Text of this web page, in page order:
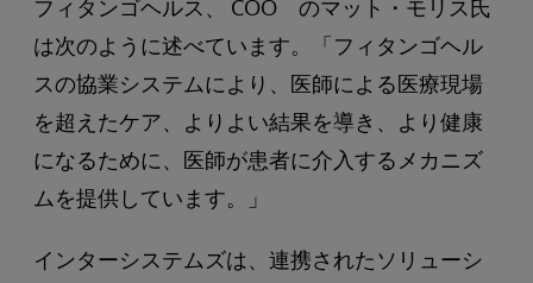
フィタンゴヘルス、 COO のマット・モリス氏
は次のように述べています。「フィタンゴヘル
スの協業システムにより、医師による医療現場
を超えたケア、よりよい結果を導き、より健康
になるために、医師が患者に介入するメカニズ
ムを提供しています。」
インターシステムズは、連携されたソリューシ